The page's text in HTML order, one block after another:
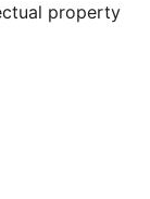
property